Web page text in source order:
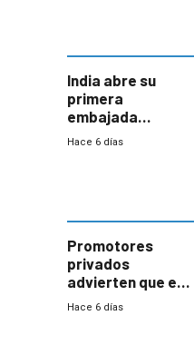
India abre su
primera
embajada
residente en
enorme
potencial
Hace 6 días
Promotores
privados
advierten que el
nuevo convenio
Hace 6 días